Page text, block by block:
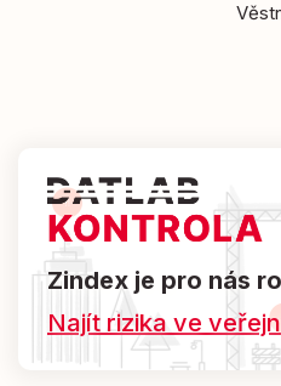
Zindex je pro nás
Najít rizika ve